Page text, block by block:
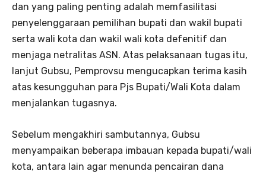
dan yang paling penting adalah memfasilitasi
penyelenggaraan pemilihan bupati dan wakil bupati
serta wali kota dan wakil wali kota defenitif dan
menjaga netralitas ASN. Atas pelaksanaan tugas itu,
lanjut Gubsu, Pemprovsu mengucapkan terima kasih
atas kesungguhan para Pjs Bupati/Wali Kota dalam
menjalankan tugasnya.
Sebelum mengakhiri sambutannya, Gubsu
menyampaikan beberapa imbauan kepada bupati/wali
kota, antara lain agar menunda pencairan dana